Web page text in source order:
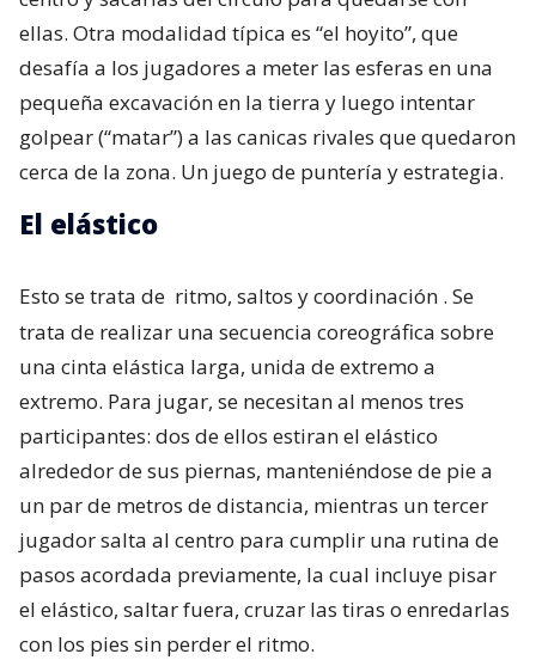
ellas. Otra modalidad típica es “el hoyito”, que
desafía a los jugadores a meter las esferas en una
pequeña excavación en la tierra y luego intentar
golpear (“matar”) a las canicas rivales que quedaron
cerca de la zona. Un juego de puntería y estrategia.
El elástico
Esto se trata de ritmo, saltos y coordinación . Se
trata de realizar una secuencia coreográfica sobre
una cinta elástica larga, unida de extremo a
extremo. Para jugar, se necesitan al menos tres
participantes: dos de ellos estiran el elástico
alrededor de sus piernas, manteniéndose de pie a
un par de metros de distancia, mientras un tercer
jugador salta al centro para cumplir una rutina de
pasos acordada previamente, la cual incluye pisar
el elástico, saltar fuera, cruzar las tiras o enredarlas
con los pies sin perder el ritmo.